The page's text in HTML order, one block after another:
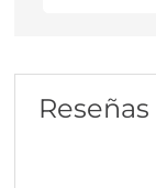
Reseñas